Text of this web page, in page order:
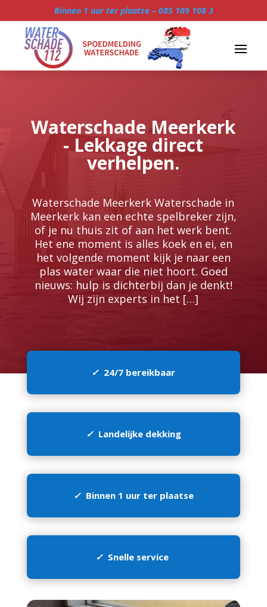
Binnen 1 uur ter plaatse – 085 109 108 3
Waterschade Meerkerk
- Lekkage direct
verhelpen.
Waterschade Meerkerk Waterschade in
Meerkerk kan een echte spelbreker zijn,
of je nu thuis zit of aan het werk bent.​
Het ene moment is alles koek en ei, en
het volgende moment kijk je naar een
plas water waar die niet hoort.​ Goed
nieuws: hulp is dichterbij dan je denkt!
Wij zijn experts in het […]
✓ 24/7 bereikbaar
✓ Landelijke dekking
✓Binnen 1 uur ter plaatse
✓ Snelle service